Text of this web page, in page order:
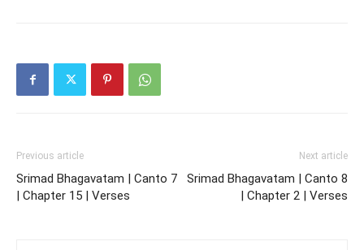
Previous article
Srimad Bhagavatam | Canto 7
| Chapter 15 | Verses
Next article
Srimad Bhagavatam | Canto 8
| Chapter 2 | Verses